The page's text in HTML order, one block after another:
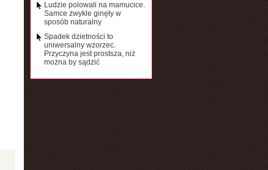
Ludzie polowali na mamucice.
Samce zwykle ginęły w
sposób naturalny
Spadek dzietności to
uniwersalny wzorzec.
Przyczyna jest prostsza, niż
można by sądzić